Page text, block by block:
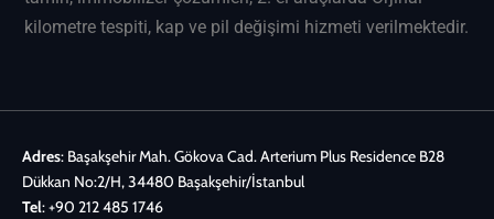
kilometre tespiti, kap ve pil değişimi hizmeti verilmektedir.
Adres: Başakşehir Mah. Gökova Cad. Arterium Plus Residence B28
Dükkan No:2/H, 34480 Başakşehir/İstanbul
Tel:+90 212 485 1746